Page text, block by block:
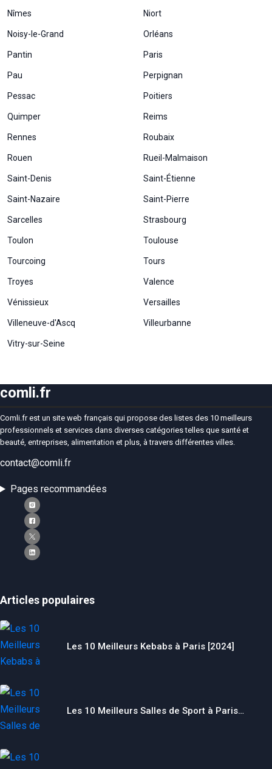
Nîmes Niort
Noisy-le-Grand Orléans
Pantin Paris
Pau Perpignan
Pessac Poitiers
Quimper Reims
Rennes Roubaix
Rouen Rueil-Malmaison
Saint-Denis Saint-Étienne
Saint-Nazaire Saint-Pierre
Sarcelles Strasbourg
Toulon Toulouse
Tourcoing Tours
Troyes Valence
Vénissieux Versailles
Villeneuve-d'Ascq Villeurbanne
Vitry-sur-Seine
comli.fr
Comli.fr est un site web français qui propose des listes des 10 meilleurs
professionnels et services dans diverses catégories telles que santé et
beauté, entreprises, alimentation et plus, à travers différentes villes.
contact@comli.fr
Pages recommandées
Articles populaires
Les 10 Meilleurs Kebabs à Paris [2024]
Les 10 Meilleurs Salles de Sport à Paris…